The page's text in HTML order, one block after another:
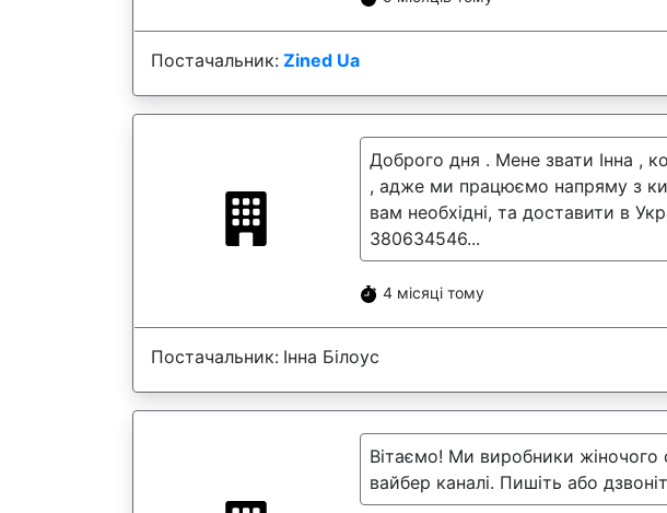
Постачальник: Zined Ua
Доброго дня . Мене звати Інна ,
, адже ми працюємо напряму з
вам необхідні, та доставити в
380634546...
4 місяці тому
Постачальник: Інна Білоус
Вітаємо! Ми виробники жіночого
вайбер каналі. Пишіть або